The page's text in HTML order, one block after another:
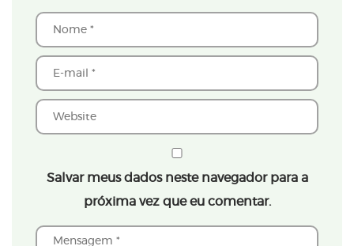
Salvar meus dados neste navegador para a
próxima vez que eu comentar.